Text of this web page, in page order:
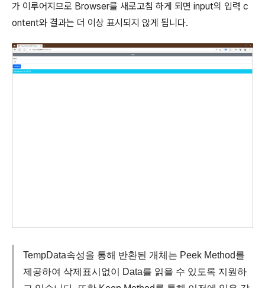
가 이루어지므로 Browser를 새로고침 하게 되면 input의 입력 c
ontent와 결과는 더 이상 표시되지 않게 됩니다.
TempData속성을 통해 반환된 개체는 Peek Method를
제공하여 삭제표시없이 Data를 읽을 수 있도록 지원하